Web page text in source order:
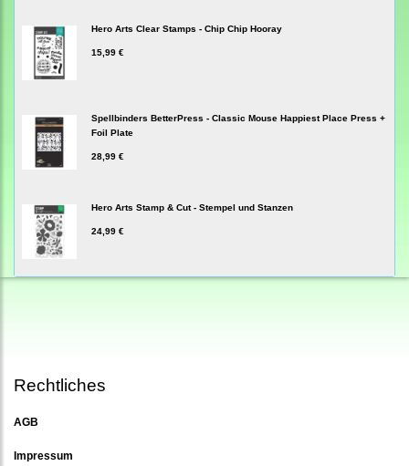
Hero Arts Clear Stamps - Chip Chip Hooray
15,99 €
Spellbinders BetterPress - Classic Mouse Happiest Place Press +
Foil Plate
28,99 €
Hero Arts Stamp & Cut - Stempel und Stanzen
24,99 €
Rechtliches
AGB
Impressum